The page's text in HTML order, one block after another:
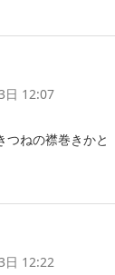
日 12:07
ねの襟巻きかと
日 12:22